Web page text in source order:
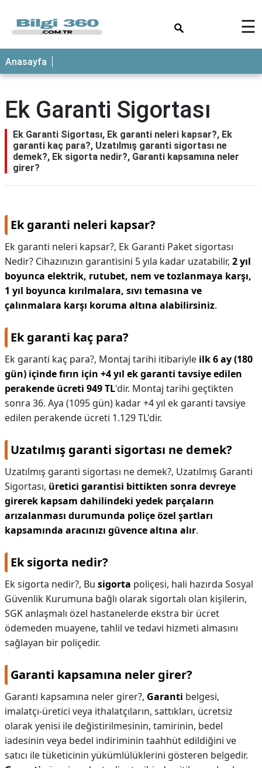
ANASAYFA
☰
Anasayfa
Ek Garanti Sigortası
Ek Garanti Sigortası, Ek garanti neleri kapsar?, Ek
garanti kaç para?, Uzatılmış garanti sigortası ne
demek?, Ek sigorta nedir?, Garanti kapsamına neler
girer?
Ek garanti neleri kapsar?
Ek garanti neleri kapsar?, Ek Garanti Paket sigortası
Nedir? Cihazınızın garantisini 5 yıla kadar uzatabilir, 2 yıl
boyunca elektrik, rutubet, nem ve tozlanmaya karşı,
1 yıl boyunca kırılmalara, sıvı temasına ve
çalınmalara karşı koruma altına alabilirsiniz.
Ek garanti kaç para?
Ek garanti kaç para?, Montaj tarihi itibariyle ilk 6 ay (180
gün) içinde fırın için +4 yıl ek garanti tavsiye edilen
perakende ücreti 949 TL'dir. Montaj tarihi geçtikten
sonra 36. Aya (1095 gün) kadar +4 yıl ek garanti tavsiye
edilen perakende ücreti 1.129 TL'dir.
Uzatılmış garanti sigortası ne demek?
Uzatılmış garanti sigortası ne demek?, Uzatılmış Garanti
Sigortası, üretici garantisi bittikten sonra devreye
girerek kapsam dahilindeki yedek parçaların
arızalanması durumunda poliçe özel şartları
kapsamında aracınızı güvence altına alır.
Ek sigorta nedir?
Ek sigorta nedir?, Bu sigorta poliçesi, hali hazırda Sosyal
Güvenlik Kurumuna bağlı olarak sigortalı olan kişilerin,
SGK anlaşmalı özel hastanelerde ekstra bir ücret
ödemeden muayene, tahlil ve tedavi hizmeti almasını
sağlayan bir poliçedir.
Garanti kapsamına neler girer?
Garanti kapsamına neler girer?, Garanti belgesi,
imalatçı-üretici veya ithalatçıların, sattıkları, ücretsiz
olarak yenisi ile değistirilmesinin, tamirinin, bedel
iadesinin veya bedel indiriminin taahhüt edildiğini ve
satıcı ile tüketicinin yükümlülüklerini gösteren belgedir.